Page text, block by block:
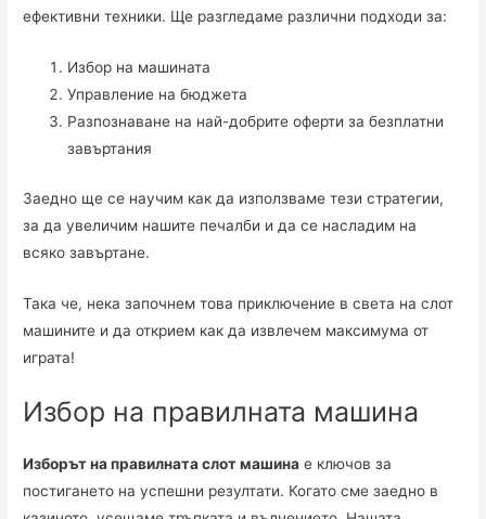
ефективни техники. Ще разгледаме различни подходи за:
Избор на машината
Управление на бюджета
Разпознаване на най-добрите оферти за безплатни
завъртания
Заедно ще се научим как да използваме тези стратегии,
за да увеличим нашите печалби и да се насладим на
всяко завъртане.
Така че, нека започнем това приключение в света на слот
машините и да открием как да извлечем максимума от
играта!
Избор на правилната машина
Изборът на правилната слот машина е ключов за
постигането на успешни резултати. Когато сме заедно в